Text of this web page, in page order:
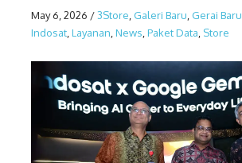
May 6, 2026 /3Store Galeri Baru Gerai Baru
Indosat Layanan News Paket Data Store